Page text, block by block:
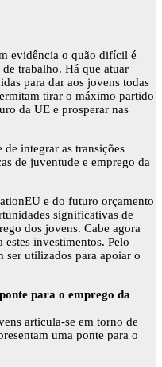
evidência o quão difícil é
trabalho. Há que atuar
para dar aos jovens todas
tirar o máximo partido
da UE e prosperar nas
integrar as transições
de juventude e emprego da
e do futuro orçamento
significativas de
dos jovens. Cabe agora
investimentos. Pelo
ser utilizados para apoiar o
para o emprego da
articula-se em torno de
uma ponte para o